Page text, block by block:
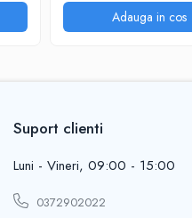
Adauga in cos
Suport clienti
Luni - Vineri, 09:00 - 15:00
0372902022